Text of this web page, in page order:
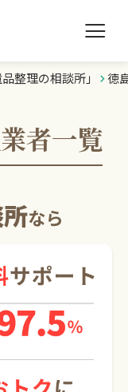
整理の相談所」 徳
者一覧
なら